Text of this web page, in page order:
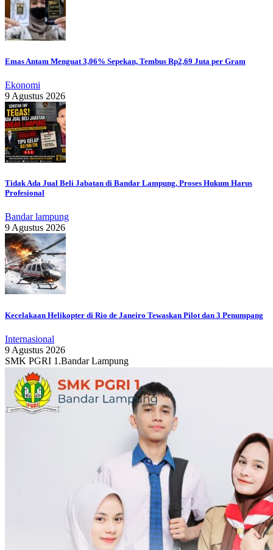
Emas Antam Menguat 3,06% Sepekan, Tembus Rp2,69 Juta per Gram
Ekonomi
9 Agustus 2026
Tidak Ada Jual Beli Jabatan di Bandar Lampung, Proses Hukum Harus
Profesional
Bandar lampung
9 Agustus 2026
Kecelakaan Helikopter di Rio de Janeiro Tewaskan Pilot dan 3 Penumpang
Internasional
9 Agustus 2026
SMK PGRI 1.Bandar Lampung